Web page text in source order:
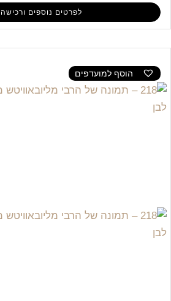
לפרטים נוספים ורכישה
הוסף למועדפים